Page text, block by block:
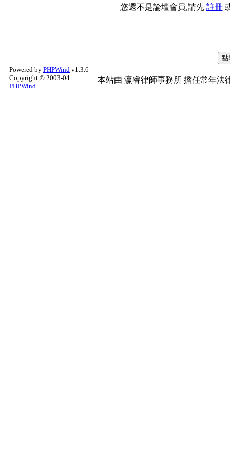
您還不是論壇會員,請先 註冊
Powered by PHPWind v1.3.6
Copyright © 2003-04
PHPWind
本站由 瀛睿律師事務所 擔任常年法